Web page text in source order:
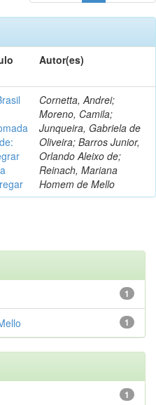
Autor(es)
Cornetta, Andrei;
Moreno, Camila;
Junqueira, Gabriela de
Oliveira; Barros Junior,
Orlando Aleixo de;
Reinach, Mariana
Homem de Mello
1
1
1